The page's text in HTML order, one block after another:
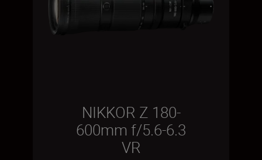
NIKKOR Z 180-
600mm f/5.6-6.3
VR